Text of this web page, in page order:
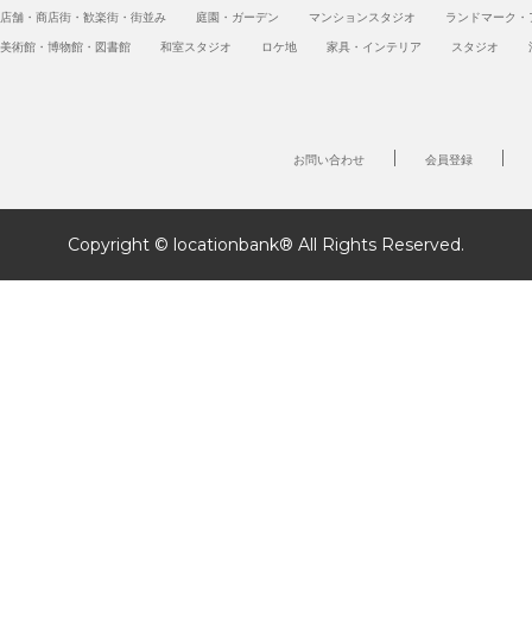
店舗・商店街・歓楽街・街並み
庭園・ガーデン マンションスタジオ
ランドマーク
美術館・博物館・図書館
和室スタジオ ロケ地 家具・インテリア スタジオ
お問い合わせ 会員登録
Copyright © locationbank® All Rights Reserved.